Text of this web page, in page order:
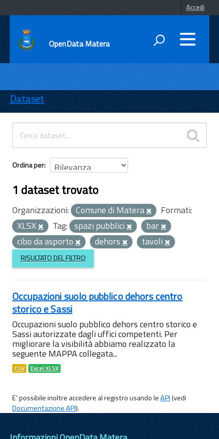
Accedi
OpenData Matera
ENTI
TEMI
INFORMAZIONI
Dataset
Ordina per
1 dataset trovato
Organizzazioni: Comune di Matera
Formati:
XLSX
Tag: spazi pubblici
bar
cibo da asporto
dehors tavoli
RISULTATO DEL FILTRO
Occupazioni suolo pubblico dehors centro
storico e Sassi
Occupazioni suolo pubblico dehors centro storico e
Sassi autorizzate dagli uffici competenti. Per
migliorare la visibilità abbiamo realizzato la
seguente MAPPA collegata...
CSV Excel XLSX
E' possibile inoltre accedere al registro usando leAPI(vedi
Documentazione API).